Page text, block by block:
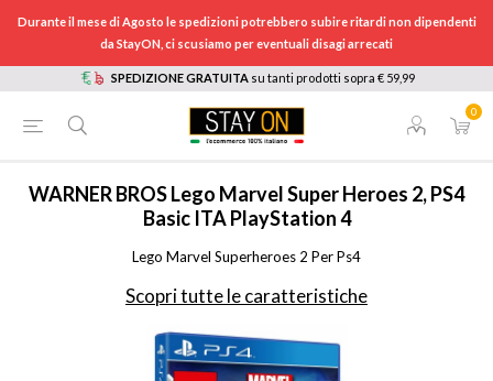
Durante il mese di Agosto le spedizioni potrebbero subire ritardi non dipendenti
da StayON, ci scusiamo per eventuali disagi arrecati
SPEDIZIONE GRATUITA su tanti prodotti sopra € 59,99
0
CONSOLE E VIDEOGIOCHI
PLAYSTATION 4: CONSOLE, GIOCHI E ACCESSORI
GIOCHI PLAYSTATION 4
/
WARNER BROSLego Marvel Super Heroes 2, PS4
Basic ITA PlayStation 4
Lego Marvel Superheroes 2 Per Ps4
Scopri tutte le caratteristiche